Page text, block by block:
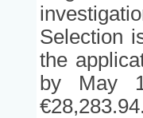
Selection
the
by May